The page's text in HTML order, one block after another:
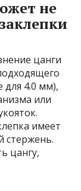
не
цанги
для 4.0 мм),
или
имеет
стержень.
цангу,